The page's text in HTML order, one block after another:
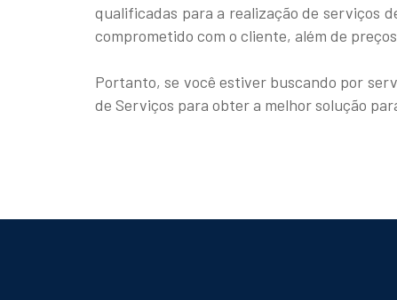
qualificadas para a realização de serviços
comprometido com o cliente, além de
Portanto, se você estiver buscando por
de Serviços para obter a melhor solução